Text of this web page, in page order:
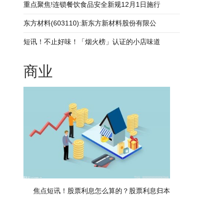
重点聚焦!连锁餐饮食品安全新规12月1日施行
东方材料(603110):新东方新材料股份有限公
短讯！不止好味！「烟火榜」认证的小店味道
商业
焦点短讯！股票利息怎么算的？股票利息归本